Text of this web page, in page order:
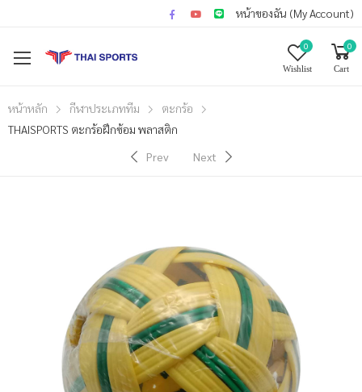
หน้าของฉัน (My Account)
0
Wishlist
0
Cart
หน้าหลัก กีฬาประเภททีม
ตะกร้อ
THAISPORTS ตะกร้อฝึกซ้อม พลาสติก
Prev
Next